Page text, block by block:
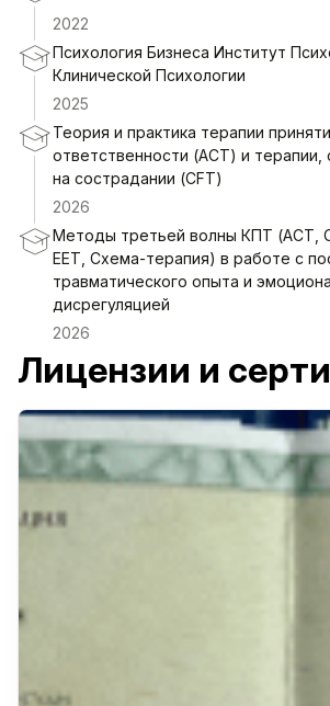
2022
Психология Бизнеса Институт
Клинической Психологии
2025
Теория и практика терапии
ответственности (АСТ) и терапии,
на сострадании (CFT)
2026
Методы третьей волны КПТ (АСТ,
EET, Схема-терапия) в работе с
травматического опыта и
дисрегуляцией
2026
Лицензии и